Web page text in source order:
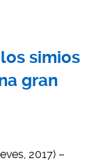
simios
gran
2017) –